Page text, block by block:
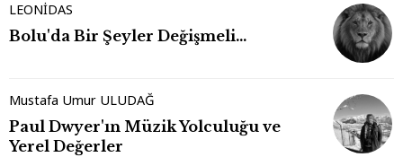
LEONİDAS
Bolu'da Bir Şeyler Değişmeli…
Mustafa Umur ULUDAĞ
Paul Dwyer'ın Müzik Yolculuğu ve
Yerel Değerler